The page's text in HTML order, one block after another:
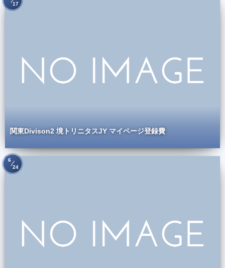
関東Divison2 境トリニタスJY マイページ登録費
17
6
24